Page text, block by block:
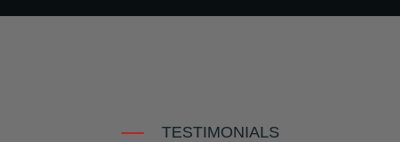
TESTIMONIALS